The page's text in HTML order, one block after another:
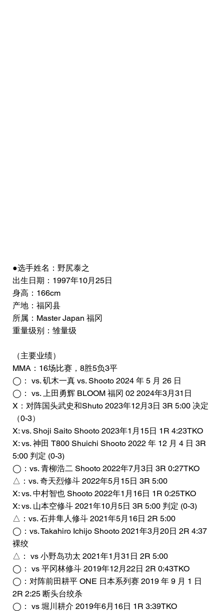
●选手姓名：野尻泰之
出生日期：1997年10月25日
身高：166cm
产地：福冈县
所属：Master Japan 福冈
重量级别：雏量级
（主要业绩）
MMA：16场比赛，8胜5负3平
◯： vs. 矶木一真 vs. Shooto 2024 年 5 月 26 日
◯： vs. 上田勇辉 BLOOM 福冈 02 2024年3月31日
X：对阵国头武史和Shuto 2023年12月3日 3R 5:00 决定
（0-3）
X: vs. Shoji Saito Shooto 2023年1月15日 1R 4:23TKO
X: vs. 神田 T800 Shuichi Shooto 2022 年 12 月 4 日 3R
5:00 判定 (0-3)
◯：vs. 青柳浩二 Shooto 2022年7月3日 3R 0:27TKO
△：vs. 奇天烈修斗 2022年5月15日 3R 5:00
X: vs. 中村智也 Shooto 2022年1月16日 1R 0:25TKO
X: vs. 山本空修斗 2021年10月5日 3R 5:00 判定 (0-3)
△：vs. 石井隼人修斗 2021年5月16日 2R 5:00
◯：vs. Takahiro Ichijo Shooto 2021年3月20日 2R 4:37
裸绞
△： vs 小野岛功太 2021年1月31日 2R 5:00
◯： vs 平冈林修斗 2019年12月22日 2R 0:43TKO
◯：对阵前田耕平 ONE 日本系列赛 2019 年 9 月 1 日
2R 2:25 断头台绞杀
◯： vs 堀川耕介 2019年6月16日 1R 3:39TKO